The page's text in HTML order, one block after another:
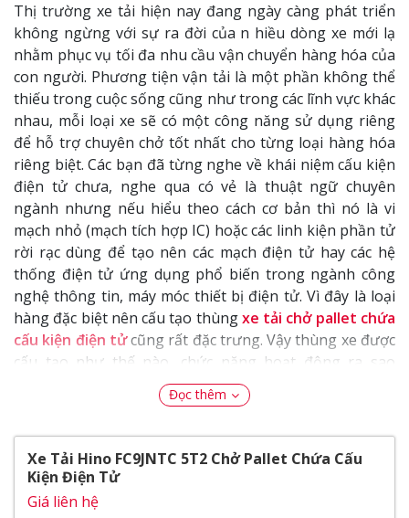
Thị trường xe tải hiện nay đang ngày càng phát triển
không ngừng với sự ra đời của n hiều dòng xe mới lạ
nhằm phục vụ tối đa nhu cầu vận chuyển hàng hóa của
con người. Phương tiện vận tải là một phần không thể
thiếu trong cuộc sống cũng như trong các lĩnh vực khác
nhau, mỗi loại xe sẽ có một công năng sử dụng riêng
để hỗ trợ chuyên chở tốt nhất cho từng loại hàng hóa
riêng biệt. Các bạn đã từng nghe về khái niệm cấu kiện
điện tử chưa, nghe qua có vẻ là thuật ngữ chuyên
ngành nhưng nếu hiểu theo cách cơ bản thì nó là vi
mạch nhỏ (mạch tích hợp IC) hoặc các linh kiện phần tử
rời rạc dùng để tạo nên các mạch điện tử hay các hệ
thống điện tử ứng dụng phổ biến trong ngành công
nghệ thông tin, máy móc thiết bị điện tử. Vì đây là loại
hàng đặc biệt nên cấu tạo thùngxe tải chở pallet chứa
cấu kiện điện tửcũng rất đặc trưng. Vậy thùng xe được
cấu tạo như thế nào, chức năng hoạt động ra sao
chúng ta sẽ cùng nhau tìm hiểu ngay bây giờ thông qua
giá xe tải Hino FC9JNTC 5T2 chở Pallet chứa
- Với thiết kế thùng khác biệt nêngiá xe tải Hino
pallet chứa cấu kiện điện tử có phần nhỉnh hơn các
dòng xe tải thông thường nhưng bù lại nó lại rất có ích
Đọc thêm
Xe Tải Hino FC9JNTC 5T2 Chở Pallet Chứa Cấu
Kiện Điện Tử
Giá liên hệ